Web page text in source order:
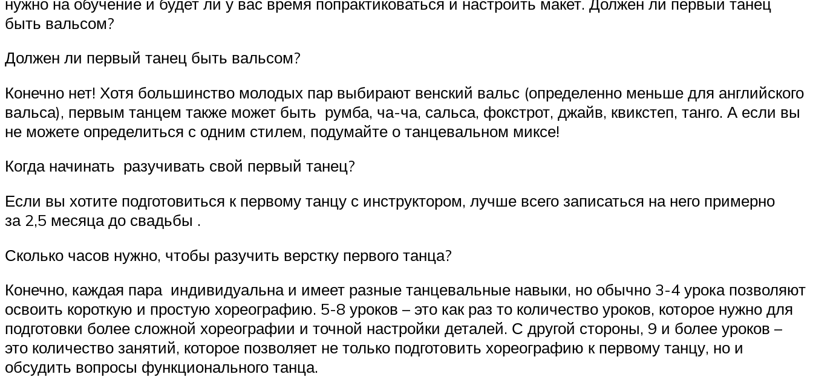
быть вальсом?
Должен ли первый танец быть вальсом?
Конечно нет! Хотя большинство молодых пар выбирают венский вальс (определенно меньше для английского
вальса), первым танцем также может быть румба, ча-ча, сальса, фокстрот, джайв, квикстеп, танго. А если вы
не можете определиться с одним стилем, подумайте о танцевальном миксе!
Когда начинать разучивать свой первый танец?
Если вы хотите подготовиться к первому танцу с инструктором, лучше всего записаться на него примерно
за 2,5 месяца до свадьбы .
Сколько часов нужно, чтобы разучить верстку первого танца?
Конечно, каждая пара индивидуальна и имеет разные танцевальные навыки, но обычно 3-4 урока позволяют
освоить короткую и простую хореографию. 5-8 уроков – это как раз то количество уроков, которое нужно для
подготовки более сложной хореографии и точной настройки деталей. С другой стороны, 9 и более уроков –
это количество занятий, которое позволяет не только подготовить хореографию к первому танцу, но и
обсудить вопросы функционального танца.